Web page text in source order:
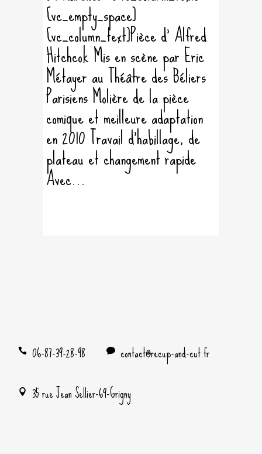
[vc_empty_space]
[vc_column_text]Pièce d' Alfred
Hitchcok Mis en scène par Eric
Métayer au Théâtre des Béliers
Parisiens Molière de la pièce
comique et meilleure adaptation
en 2010 Travail d'habillage, de
plateau et changement rapide
Avec...
06-87-39-28-98
contact@recup-and-cut.fr
35 rue Jean Sellier-69-Grigny